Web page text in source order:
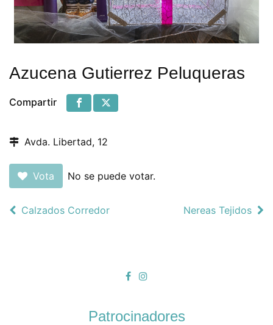
Azucena Gutierrez Peluqueras
Compartir
Avda. Libertad, 12
Vota No se puede votar.
Calzados Corredor Nereas Tejidos
Patrocinadores